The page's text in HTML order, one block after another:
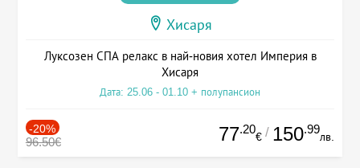
Хисаря
Луксозен СПА релакс в най-новия хотел Империя в
Хисаря
Дата: 25.06 - 01.10 + полупансион
-20%
96.50€ 77.20
€ / 150.99
лв.